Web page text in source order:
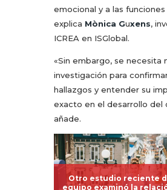
emocional y a las
explica Mònica Guxens,
ICREA en ISGlobal.
«Sin embargo, se necesita
investigación para
hallazgos y entender su
exacto en el desarrollo del
añade.
Otro estudio reciente
equipo examinó la